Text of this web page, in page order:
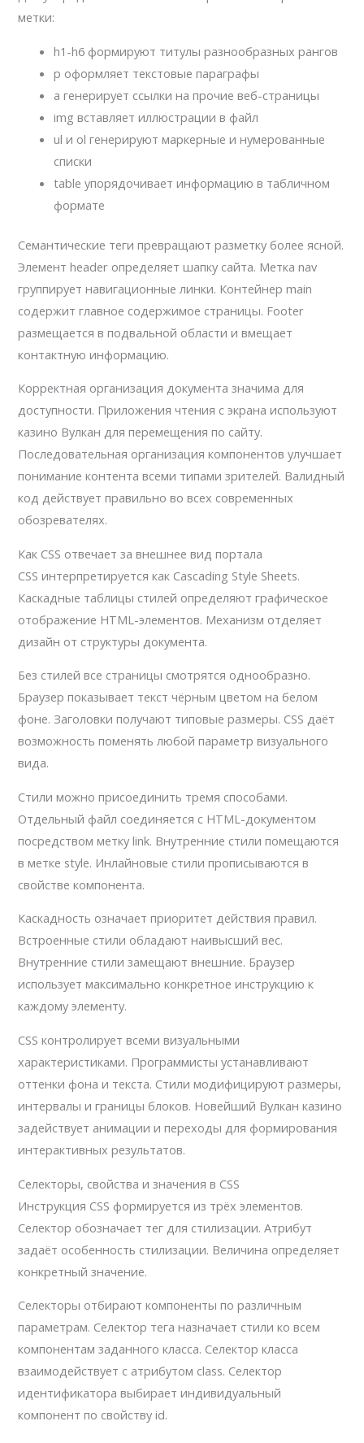
метки:
h1-h6 формируют титулы разнообразных рангов
p оформляет текстовые параграфы
a генерирует ссылки на прочие веб-страницы
img вставляет иллюстрации в файл
ul и ol генерируют маркерные и нумерованные
списки
table упорядочивает информацию в табличном
формате
Семантические теги превращают разметку более ясной.
Элемент header определяет шапку сайта. Метка nav
группирует навигационные линки. Контейнер main
содержит главное содержимое страницы. Footer
размещается в подвальной области и вмещает
контактную информацию.
Корректная организация документа значима для
доступности. Приложения чтения с экрана используют
казино Вулкан для перемещения по сайту.
Последовательная организация компонентов улучшает
понимание контента всеми типами зрителей. Валидный
код действует правильно во всех современных
обозревателях.
Как CSS отвечает за внешнее вид портала
CSS интерпретируется как Cascading Style Sheets.
Каскадные таблицы стилей определяют графическое
отображение HTML-элементов. Механизм отделяет
дизайн от структуры документа.
Без стилей все страницы смотрятся однообразно.
Браузер показывает текст чёрным цветом на белом
фоне. Заголовки получают типовые размеры. CSS даёт
возможность поменять любой параметр визуального
вида.
Стили можно присоединить тремя способами.
Отдельный файл соединяется с HTML-документом
посредством метку link. Внутренние стили помещаются
в метке style. Инлайновые стили прописываются в
свойстве компонента.
Каскадность означает приоритет действия правил.
Встроенные стили обладают наивысший вес.
Внутренние стили замещают внешние. Браузер
использует максимально конкретное инструкцию к
каждому элементу.
CSS контролирует всеми визуальными
характеристиками. Программисты устанавливают
оттенки фона и текста. Стили модифицируют размеры,
интервалы и границы блоков. Новейший Вулкан казино
задействует анимации и переходы для формирования
интерактивных результатов.
Селекторы, свойства и значения в CSS
Инструкция CSS формируется из трёх элементов.
Селектор обозначает тег для стилизации. Атрибут
задаёт особенность стилизации. Величина определяет
конкретный значение.
Селекторы отбирают компоненты по различным
параметрам. Селектор тега назначает стили ко всем
компонентам заданного класса. Селектор класса
взаимодействует с атрибутом class. Селектор
идентификатора выбирает индивидуальный
компонент по свойству id.